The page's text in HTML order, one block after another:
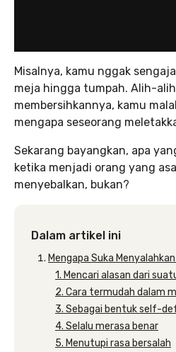
Misalnya, kamu nggak
meja hingga tumpah. Alih-
membersihkannya, kamu
mengapa seseorang
Sekarang bayangkan, apa
ketika menjadi orang yang
menyebalkan, bukan?
Dalam artikel ini
Mengapa Suka
1. Mencari alasan dari
2. Cara termudah dalam
3. Sebagai bentuk self-
4. Selalu merasa benar
5. Menutupi rasa bersalah